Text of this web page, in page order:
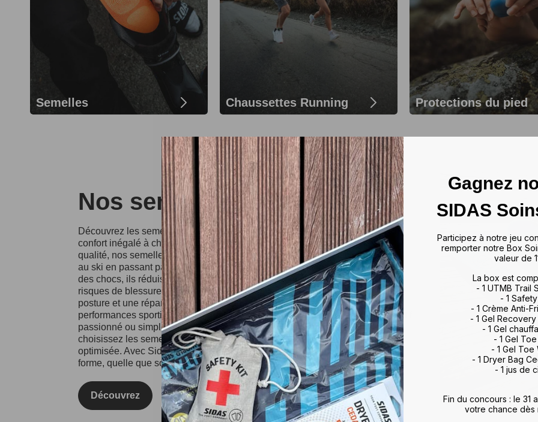
Semelles Chaussettes Running Protections du pied
Nos semelles Sidas
Découvrez les semelles Sidas, conçues pour offrir un maintien optimal et un
confort inégalé à chaque pas. Fabriquées à partir de matériaux de haute
qualité, nos semelles conviennent à divers sports et activités, allant du tennis
au ski en passant par la course à pied. Grâce à leur technologie d'absorption
des chocs, ils réduisent l'impact sur vos articulations, minimisant ainsi les
risques de blessures. Les semelles Sidas favorisent également une meilleure
posture et une répartition équilibrée du poids, améliorant ainsi vos
performances sportives et votre confort au quotidien. Que vous soyez un sportif
passionné ou simplement à la recherche d'un meilleur maintien du pied,
choisissez les semelles Sidas pour une expérience de marche et de sport
optimisée. Avec Sidas, prenez soin de vos pieds et restez au top de votre
forme, quelle que soit l'activité !
Découvrez
Gagnez
SIDAS
Participez à notre jeu
remporter notre Box
valeur de
La box est
- 1 UTMB Trail
- 1
- 1 Crème Anti-
- 1 Gel
- 1 Gel
- 1 Gel
- 1 Gel Toe
- 1 Dryer Bag
- 1 jus de
Fin du concours : le 31
votre chance dès